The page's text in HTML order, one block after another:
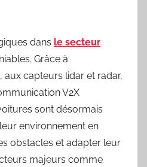
dans le secteur
Grâce à
aux capteurs lidar et radar,
V2X
sont désormais
environnement en
obstacles et adapter leur
majeurs comme